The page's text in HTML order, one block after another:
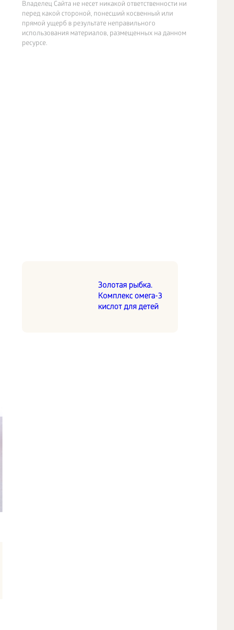
Владелец Сайта не несет никакой ответственности ни
перед какой стороной, понесший косвенный или
прямой ущерб в результате неправильного
использования материалов, размещенных на данном
ресурсе.
Золотая рыбка.
Комплекс омега-3
кислот для детей